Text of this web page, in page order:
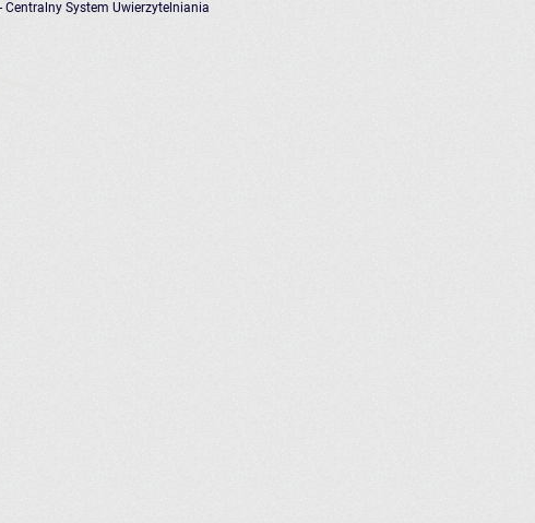
Centralny System Uwierzytelniania